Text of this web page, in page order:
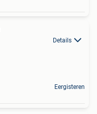
Details
Eergisteren